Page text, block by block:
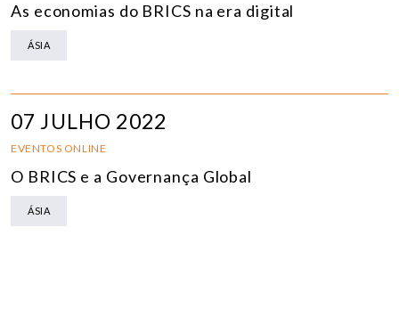
As economias do BRICS na era digital
ÁSIA
07 JULHO 2022
EVENTOS ONLINE
O BRICS e a Governança Global
ÁSIA